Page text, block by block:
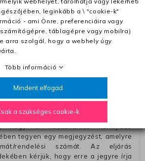
Ft utánvéttel)
31600 Ft feletti megrendeléseknél
3780 Ft szállítási díjat
vissza út)
küldjük a futárt, hogy vegye át
nem fogadunk el. A futárnak átadott
tegyen egy megjegyzést, amelyre
rendelési számát. Az eljárás
kérjük, hogy erre a jegyre írja
leginkább a \ "cookie-k"
- ami Önre, preferenciáira vagy
táblagépre vagy mobilra)
arra szolgál, hogy a webhely úgy
Több információ
Mindent elfogad
a szükséges cookie-k